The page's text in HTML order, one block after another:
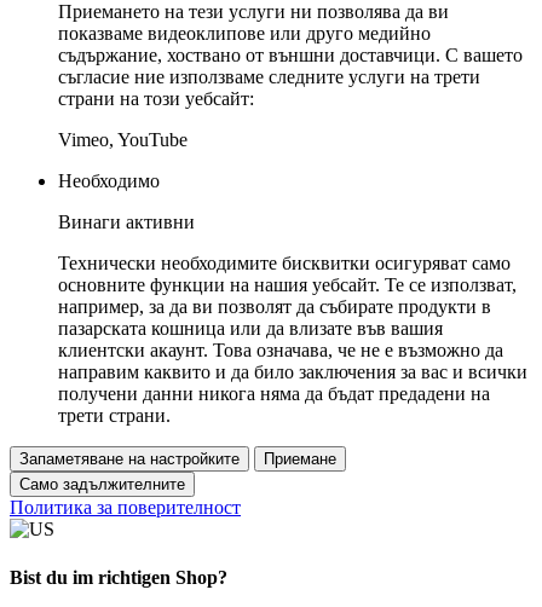
Приемането на тези услуги ни позволява да ви
показваме видеоклипове или друго медийно
съдържание, хоствано от външни доставчици. С вашето
съгласие ние използваме следните услуги на трети
страни на този уебсайт:
Vimeo, YouTube
Необходимо
Винаги активни
Технически необходимите бисквитки осигуряват само
основните функции на нашия уебсайт. Те се използват,
например, за да ви позволят да събирате продукти в
пазарската кошница или да влизате във вашия
клиентски акаунт. Това означава, че не е възможно да
направим каквито и да било заключения за вас и всички
получени данни никога няма да бъдат предадени на
трети страни.
Запаметяване на настройките
Приемане
Само задължителните
Политика за поверителност
Bist du im richtigen Shop?